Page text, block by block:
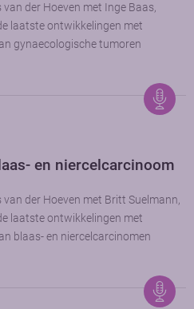
der Hoeven met Inge Baas,
laatste ontwikkelingen met
gynaecologische tumoren
en niercelcarcinoom
der Hoeven met Britt Suelmann,
laatste ontwikkelingen met
blaas- en niercelcarcinomen